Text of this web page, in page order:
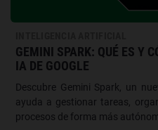
GEMINI SPARK: QUÉ ES Y
IA DE GOOGLE
Descubre Gemini Spark, un
ayuda a gestionar tareas,
procesos de forma más